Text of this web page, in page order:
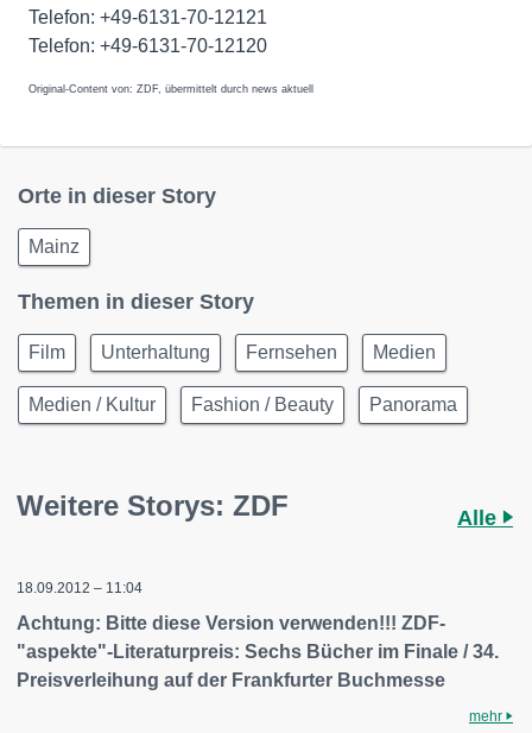
Telefon: +49-6131-70-12121
Telefon: +49-6131-70-12120
Original-Content von: ZDF, übermittelt durch news aktuell
Orte in dieser Story
Mainz
Themen in dieser Story
Film Unterhaltung Fernsehen Medien
Medien / Kultur Fashion / Beauty Panorama
Weitere Storys: ZDF Alle
18.09.2012 – 11:04
Achtung: Bitte diese Version verwenden!!! ZDF-
"aspekte"-Literaturpreis: Sechs Bücher im Finale / 34.
Preisverleihung auf der Frankfurter Buchmesse
mehr